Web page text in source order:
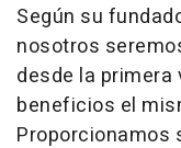
Según su
nosotros
desde la primera
beneficios el
Proporcionamos